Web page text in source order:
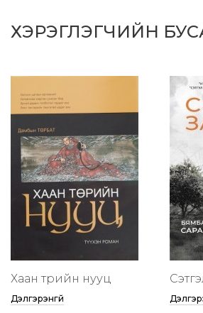
ХЭРЭГЛЭГЧИЙН
Хаан төрийн нууц
Дэлгэрэнгүй